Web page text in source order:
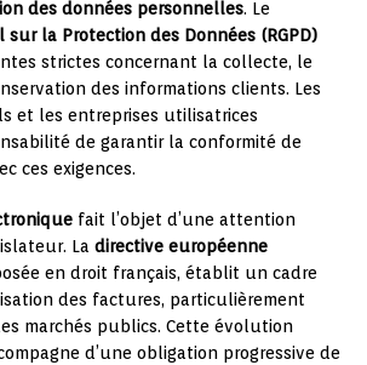
des données personnelles. Le
sur la Protection des Données (RGPD)
strictes concernant la collecte, le
des informations clients. Les
et les entreprises utilisatrices
de garantir la conformité de
ces exigences.
fait l’objet d’une attention
La directive européenne
en droit français, établit un cadre
des factures, particulièrement
marchés publics. Cette évolution
d’une obligation progressive de